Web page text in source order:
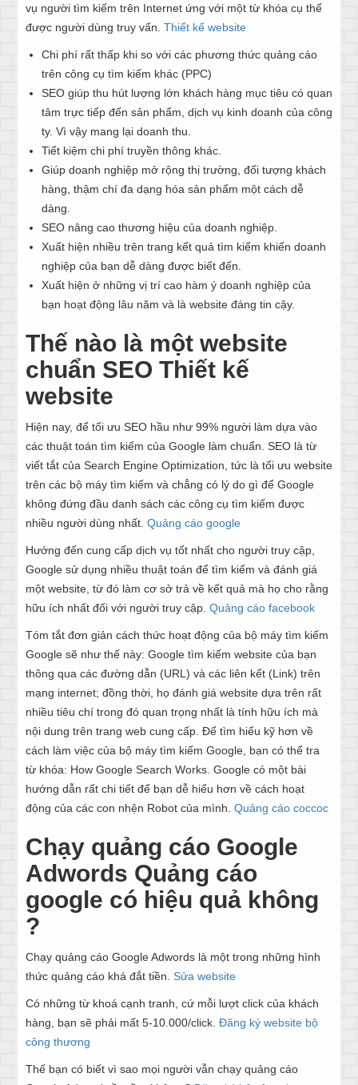
vụ người tìm kiếm trên Internet ứng với một từ khóa cụ thể
được người dùng truy vấn. Thiết kế website
Chi phí rất thấp khi so với các phương thức quảng cáo
trên công cụ tìm kiếm khác (PPC)
SEO giúp thu hút lượng lớn khách hàng mục tiêu có quan
tâm trực tiếp đến sản phẩm, dịch vụ kinh doanh của công
ty. Vì vậy mang lại doanh thu.
Tiết kiệm chi phí truyền thông khác.
Giúp doanh nghiệp mở rộng thị trường, đối tượng khách
hàng, thậm chí đa dạng hóa sản phẩm một cách dễ
dàng.
SEO nâng cao thương hiệu của doanh nghiệp.
Xuất hiện nhiều trên trang kết quả tìm kiếm khiến doanh
nghiệp của bạn dễ dàng được biết đến.
Xuất hiện ở những vị trí cao hàm ý doanh nghiệp của
bạn hoạt động lâu năm và là website đáng tin cậy.
Thế nào là một website
chuẩn SEO Thiết kế
website
Hiện nay, để tối ưu SEO hầu như 99% người làm dựa vào
các thuật toán tìm kiếm của Google làm chuẩn. SEO là từ
viết tắt của Search Engine Optimization, tức là tối ưu website
trên các bộ máy tìm kiếm và chẳng có lý do gì để Google
không đứng đầu danh sách các công cụ tìm kiếm được
nhiều người dùng nhất. Quảng cáo google
Hướng đến cung cấp dịch vụ tốt nhất cho người truy cập,
Google sử dụng nhiều thuật toán để tìm kiếm và đánh giá
một website, từ đó làm cơ sở trả về kết quả mà họ cho rằng
hữu ích nhất đối với người truy cập. Quảng cáo facebook
Tóm tắt đơn giản cách thức hoạt động của bộ máy tìm kiếm
Google sẽ như thế này: Google tìm kiếm website của bạn
thông qua các đường dẫn (URL) và các liên kết (Link) trên
mạng internet; đồng thời, họ đánh giá website dựa trên rất
nhiều tiêu chí trong đó quan trọng nhất là tính hữu ích mà
nội dung trên trang web cung cấp. Để tìm hiểu kỹ hơn về
cách làm việc của bộ máy tìm kiếm Google, bạn có thể tra
từ khóa: How Google Search Works. Google có một bài
hướng dẫn rất chi tiết để bạn dễ hiểu hơn về cách hoạt
động của các con nhện Robot của mình. Quảng cáo coccoc
Chạy quảng cáo Google
Adwords Quảng cáo
google có hiệu quả không
?
Chạy quảng cáo Google Adwords là một trong những hình
thức quảng cáo khá đắt tiền. Sửa website
Có những từ khoá cạnh tranh, cứ mỗi lượt click của khách
hàng, bạn sẽ phải mất 5-10.000/click. Đăng ký website bộ
công thương
Thế bạn có biết vì sao mọi người vẫn chạy quảng cáo